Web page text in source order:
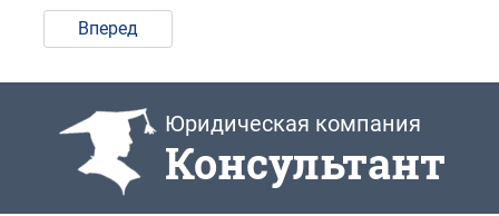
Вперед
Юридическая компания
Консультант